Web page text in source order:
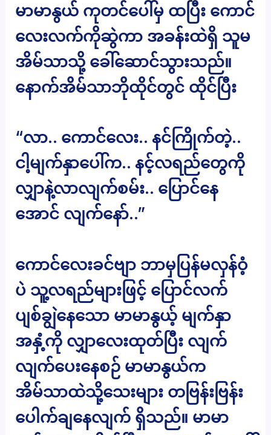
မာမာနွယ် ကုတင်ပေါ်မှ ထပြီး ကောင်
လေးလက်ကိုဆွဲကာ အခန်းထဲရှိ သူမ
အိမ်သာသို့ ခေါ်ဆောင်သွားသည်။
နောက်အိမ်သာဘိုထိုင်တွင် ထိုင်ပြီး
“လာ.. ကောင်လေး.. နင်ကြိုက်တဲ့..
ငါ့မျက်နှာပေါ်က.. နင့်လရည်တွေကို
လျှာနဲ့လာလျက်စမ်း.. ပြောင်နေ
အောင် လျက်နော်..”
ကောင်လေးခင်ဗျာ ဘာမှပြန်မလှန်ဝံ့
ပဲ သူ့လရည်များဖြင့် ပြောင်လက်
ပျစ်ချွဲနေသော မာမာနွယ့် မျက်နှာ
အနှံ့ကို လျှာလေးထုတ်ပြီး လျက်
လျက်ပေးနေစဉ် မာမာနွယ်က
အိမ်သာထဲသို့သေးများ တဗြန်းဗြန်း
ပေါက်ချနေလျက် ရှိသည်။ မာမာ